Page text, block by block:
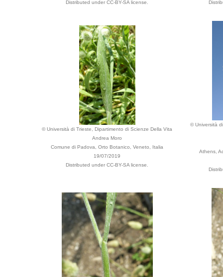
Distributed under CC-BY-SA license.
© Università di Trieste, Dipartimento di Scienze Della Vita
Andrea Moro
Comune di Padova, Orto Botanico, Veneto, Italia
19/07/2019
Distributed under CC-BY-SA license.
© Università
Athens,